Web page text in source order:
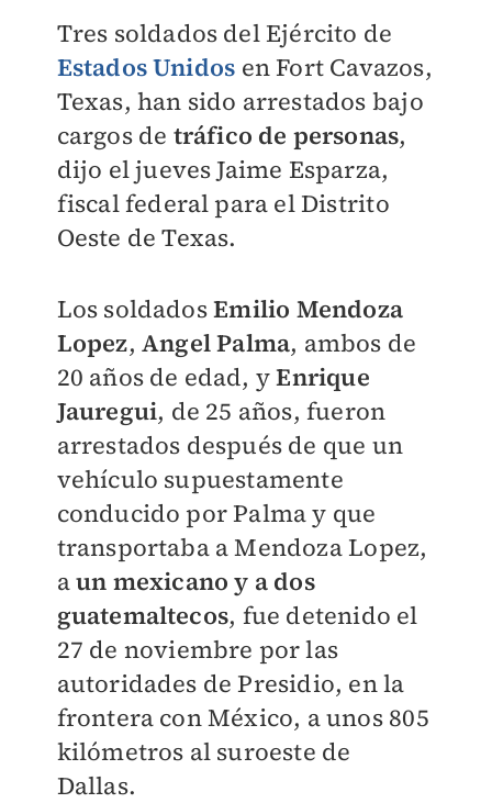
Tres soldados del Ejército de
Estados Unidos en Fort Cavazos,
Texas, han sido arrestados bajo
cargos de tráfico de personas,
dijo el jueves Jaime Esparza,
fiscal federal para el Distrito
Oeste de Texas.
Los soldadosEmilio Mendoza
Lopez, Angel Palma, ambos de
20 años de edad, yEnrique
Jauregui, de 25 años, fueron
arrestados después de que un
vehículo supuestamente
conducido por Palma y que
transportaba a Mendoza Lopez,
aun mexicano y a dos
guatemaltecos, fue detenido el
27 de noviembre por las
autoridades de Presidio, en la
frontera con México, a unos 805
kilómetros al suroeste de
Dallas.